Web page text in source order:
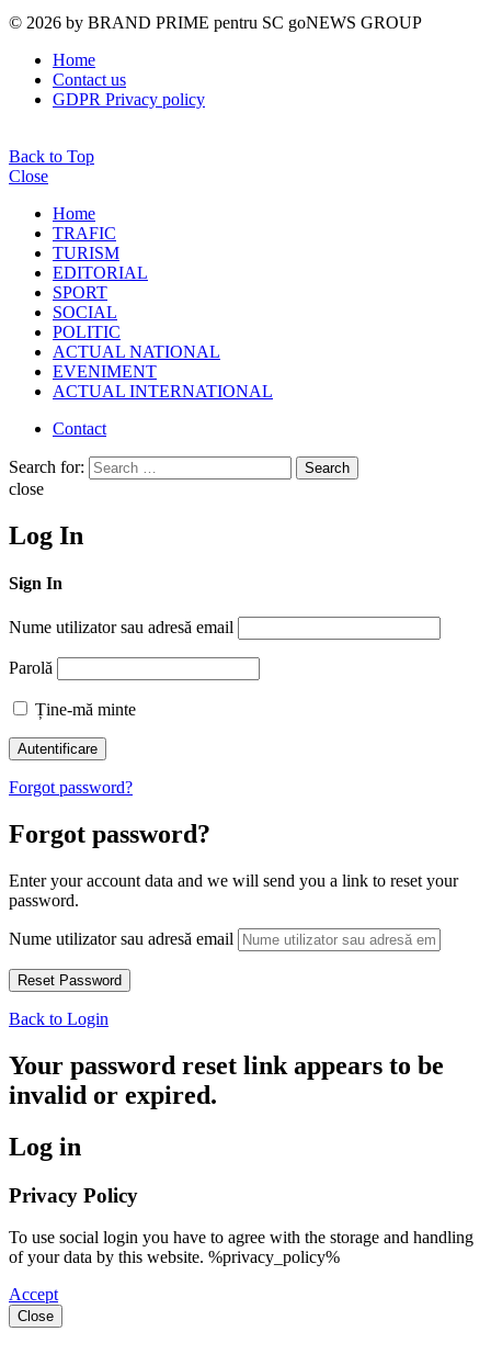
© 2026 by BRAND PRIME pentru SC goNEWS GROUP
Home
Contact us
GDPR Privacy policy
Back to Top
Close
Home
TRAFIC
TURISM
EDITORIAL
SPORT
SOCIAL
POLITIC
ACTUAL NATIONAL
EVENIMENT
ACTUAL INTERNATIONAL
Contact
Search for: Search
close
Log In
Sign In
Nume utilizator sau adresă email
Parolă
Ține-mă minte
Forgot password?
Forgot password?
Enter your account data and we will send you a link to reset your
password.
Nume utilizator sau adresă email
Back to Login
Your password reset link appears to be
invalid or expired.
Log in
Privacy Policy
To use social login you have to agree with the storage and handling
of your data by this website. %privacy_policy%
Accept
Close